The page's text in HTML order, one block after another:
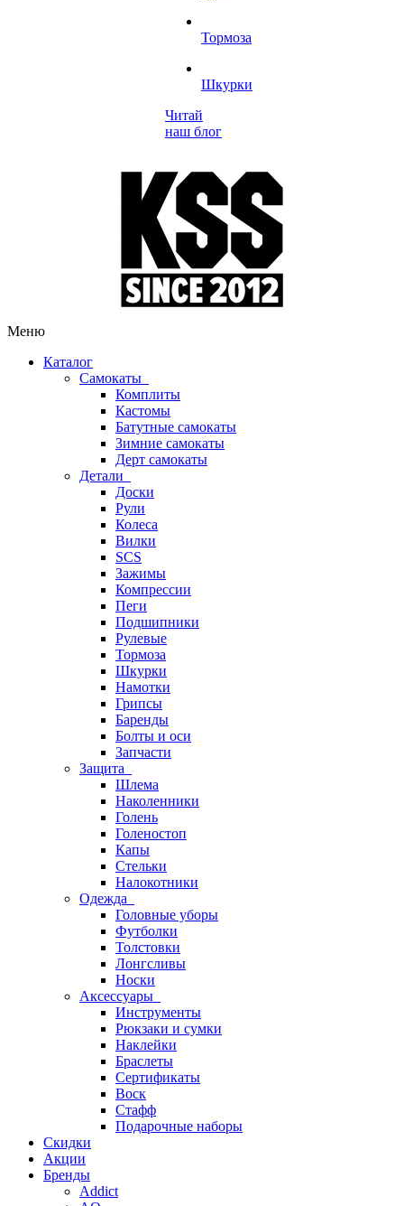
Тормоза
Шкурки
Читай
наш блог
Меню
Каталог
Самокаты
Комплиты
Кастомы
Батутные самокаты
Зимние самокаты
Дерт самокаты
Детали
Доски
Рули
Колеса
Вилки
SCS
Зажимы
Компрессии
Пеги
Подшипники
Рулевые
Тормоза
Шкурки
Намотки
Грипсы
Баренды
Болты и оси
Запчасти
Защита
Шлема
Наколенники
Голень
Голеностоп
Капы
Стельки
Налокотники
Одежда
Головные уборы
Футболки
Толстовки
Лонгсливы
Носки
Аксессуары
Инструменты
Рюкзаки и сумки
Наклейки
Браслеты
Сертификаты
Воск
Стафф
Подарочные наборы
Скидки
Акции
Бренды
Addict